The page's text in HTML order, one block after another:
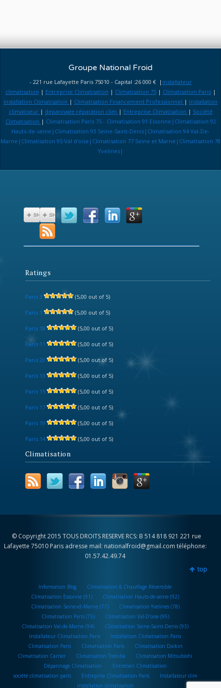
Groupe National Froid
- 221 rue Lafayette Paris 75010 - Capital :26 000 € | installateur
climatisation | Entreprise Climatisation | Climatisation 75| Climatisation Paris|
installation Climatisation | Climatisation Financement Professionnel | installation
climatiseur | depannage réparation clim | Entreprise Climatisation | Société
Climatisation | Climatisation Paris 75 - Climatisation 91 Essonne|Climatisation 92
Hauts-de-seine|Climatisation 93 Seine-Saint-Denis|Climatisation 94 Val-De-
Marne|Climatisation 95 Val d'oise|Climatisation 77 Seine et Marne|Climatisation 78
Yvelines|
Ratings
Paris 3 (5,00 out of 5)
Paris 1 (5,00 out of 5)
Paris 18 (5,00 out of 5)
Paris 11 (5,00 out of 5)
Paris 20 (5,00 out of 5)
Paris 13 (5,00 out of 5)
Paris 15 (5,00 out of 5)
Paris 17 (5,00 out of 5)
Paris 19 (5,00 out of 5)
Paris 14 (5,00 out of 5)
Climatisation
© Copyright 2015 TOUS DROITS RESERVE RCS: B 514 818 921 221 rue
Lafayette 75010 Paris adresse mail: nationalfroid@gmail.com téléphone:
01.57.42.49.74
top
Information Blog
Climatisation & Chauffage Réversible
Climatisation Essonne (91)
Climatisation Hauts-de-seine (92)
Climatisation Seine-et-Marne (77)
Climatisation Yvelines (78)
Climatisation Paris (75)
Climatisation Val-D’oise (95)
Climatisation Val-de-Marne (94)
Climatisation Seine-Saint-Denis (93)
Installateur Climatisation Paris
Installation Climatisation Paris
Climatisation Paris
Climatisation Paris
Climatisation Daikin
Climatisation Carrier
Climatisation Toshiba
Climatisation Mitsubishi
Dépannage Climatisation
Entretien Climatisation
société climatisation paris
Entreprise Climatisation Paris
Installateur clim
installation climatisation